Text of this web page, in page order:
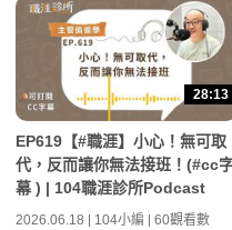
28:13
EP619【#職涯】小心！無可取
代，反而讓你無法接班！(#cc
幕 ) | 104職涯診所Podcast
2026.06.18 | 104小編 | 60觀看數